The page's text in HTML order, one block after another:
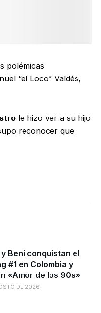
polémicas
“el Loco” Valdés,
le hizo ver a su hijo
reconocer que
Beni conquistan el
#1 en Colombia y
«Amor de los 90s»
DE 2026